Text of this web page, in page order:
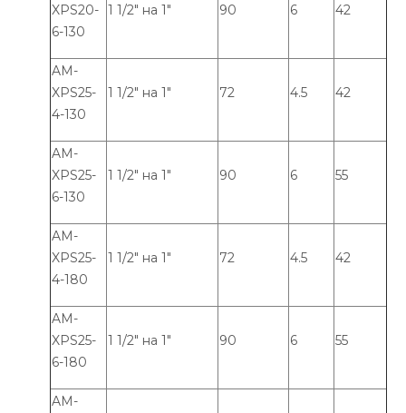
XPS20-
6-130
1 1/2" на 1" 90 6 42
AM-
XPS25-
4-130
1 1/2" на 1" 72 4.5 42
AM-
XPS25-
6-130
1 1/2" на 1" 90 6 55
AM-
XPS25-
4-180
1 1/2" на 1" 72 4.5 42
AM-
XPS25-
6-180
1 1/2" на 1" 90 6 55
AM-